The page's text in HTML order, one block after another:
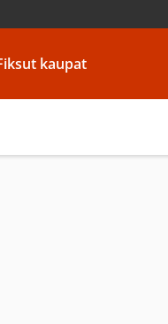
kaupat